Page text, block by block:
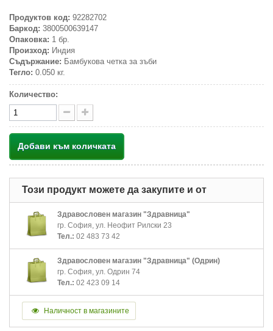
Продуктов код: 92282702
Баркод: 3800500639147
Опаковка: 1 бр.
Произход: Индия
Съдържание: Бамбукова четка за зъби
Тегло: 0.050 кг.
Количество:
Добави към количката
Този продукт можете да закупите и от
Здравословен магазин "Здравница"
гр. София, ул. Неофит Рилски 23
Тел.: 02 483 73 42
Здравословен магазин "Здравница" (Одрин)
гр. София, ул. Одрин 74
Тел.: 02 423 09 14
Наличност в магазините